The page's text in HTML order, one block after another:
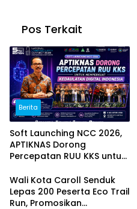
Pos Terkait
Berita
Soft Launching NCC 2026,
APTIKNAS Dorong
Percepatan RUU KKS untuk
Digital Indonesia
Wali Kota Caroll Senduk
Lepas 200 Peserta Eco Trail
Run, Promosikan